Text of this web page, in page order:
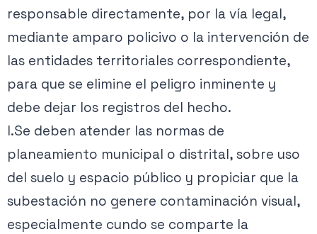
responsable directamente, por la vía legal,
mediante amparo policivo o la intervención de
las entidades territoriales correspondiente,
para que se elimine el peligro inminente y
debe dejar los registros del hecho.
l.Se deben atender las normas de
planeamiento municipal o distrital, sobre uso
del suelo y espacio público y propiciar que la
subestación no genere contaminación visual,
especialmente cundo se comparte la